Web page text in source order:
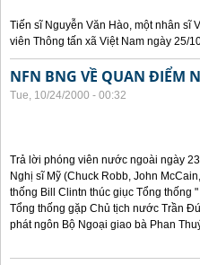
Tiến sĩ Nguyễn Văn Hào, một nhân sĩ
viên Thông tấn xã Việt Nam ngày 25/
NFN BNG VỀ QUAN ĐIỂM
Tue, 10/24/2000 - 00:32
Trả lời phóng viên nước ngoài ngày
Nghị sĩ Mỹ (Chuck Robb, John
thống Bill Clintn thúc giục Tổng thống
Tổng thống gặp Chủ tịch nước Trần
phát ngôn Bộ Ngoại giao bà Phan